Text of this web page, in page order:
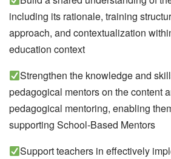
including its rationale, training
approach, and contextualization
education context
Strengthen the knowledge and
pedagogical mentors on the content
pedagogical mentoring, enabling
supporting School‑Based Mentors
Support teachers in effectively